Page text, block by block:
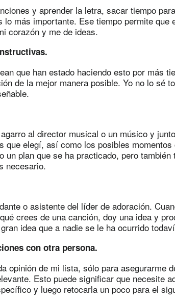
y aprender la letra, sacar tiempo
lo más importante. Ese tiempo permite que
corazón y me de ideas.
que han estado haciendo esto por más
de la mejor manera posible. Yo no lo sé
al director musical o un músico y
que elegí, así como los posibles
un plan que se ha practicado, pero
necesario.
o asistente del líder de adoración.
crees de una canción, doy una idea y
idea que a nadie se le ha ocurrido
con otra persona.
opinión de mi lista, sólo para asegurarme
Esto puede significar que necesite
y luego retocarla un poco para el